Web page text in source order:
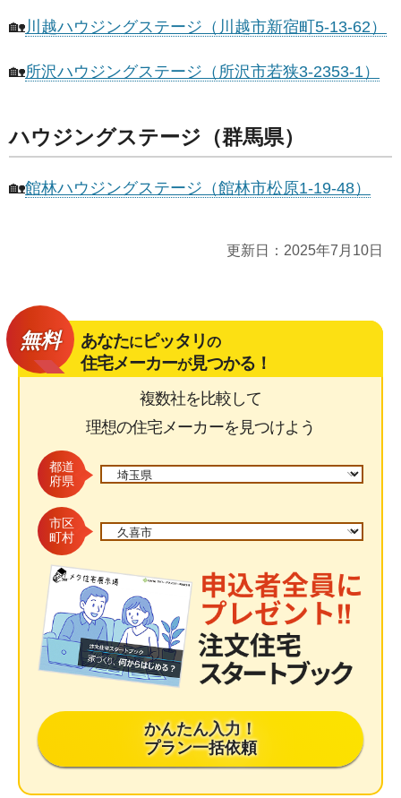
🏡川越ハウジングステージ（川越市新宿町5-13-62）
🏡所沢ハウジングステージ（所沢市若狭3-2353-1）
ハウジングステージ（群馬県）
🏡館林ハウジングステージ（館林市松原1-19-48）
更新日： 2025年7月10日
無料 あなたにピッタリの
住宅メーカーが見つかる！
複数社を比較して
理想の住宅メーカーを見つけよう
都道
府県
市区
町村
かんたん入力！
プラン一括依頼